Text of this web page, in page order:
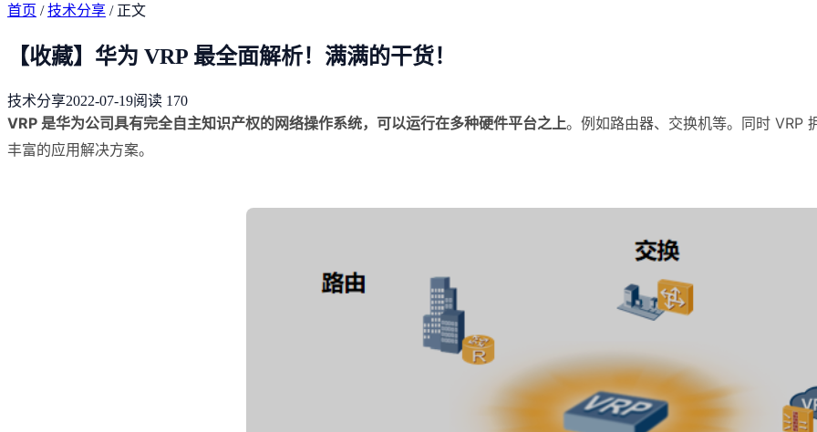
首页 /技术分享 / 正文
【收藏】华为 VRP 最全面解析！满满的干货！
技术分享2022-07-19阅读 170
VRP 是华为公司具有完全自主知识产权的网络操作系统，可以运行在多种硬件平台之上。 例如路由器、交换机等。 同时 VRP
丰富的应用解决方案。